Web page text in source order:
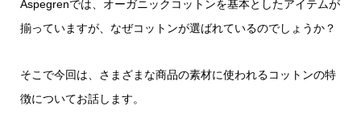
Aspegrenでは、オーガニックコットンを基本としたアイテムが
揃っていますが、なぜコットンが選ばれているのでしょうか？
そこで今回は、さまざまな商品の素材に使われるコットンの特
徴についてお話します。